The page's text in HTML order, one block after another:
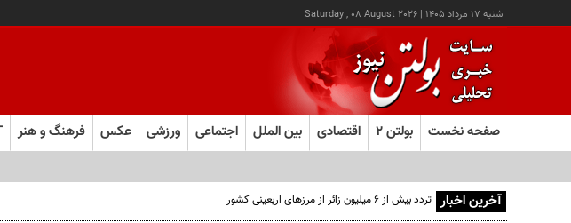
شنبه ۱۷ مرداد ۱۴۰۵ |
Saturday , 08 August 2026
صفحه نخست بولتن ۲ اقتصادی بین الملل اجتماعی ورزشی عکس فرهنگ و هنر
آخرین اخبار تردد بیش از ۶ میلیون زائر از مرزهای اربعینی کشور